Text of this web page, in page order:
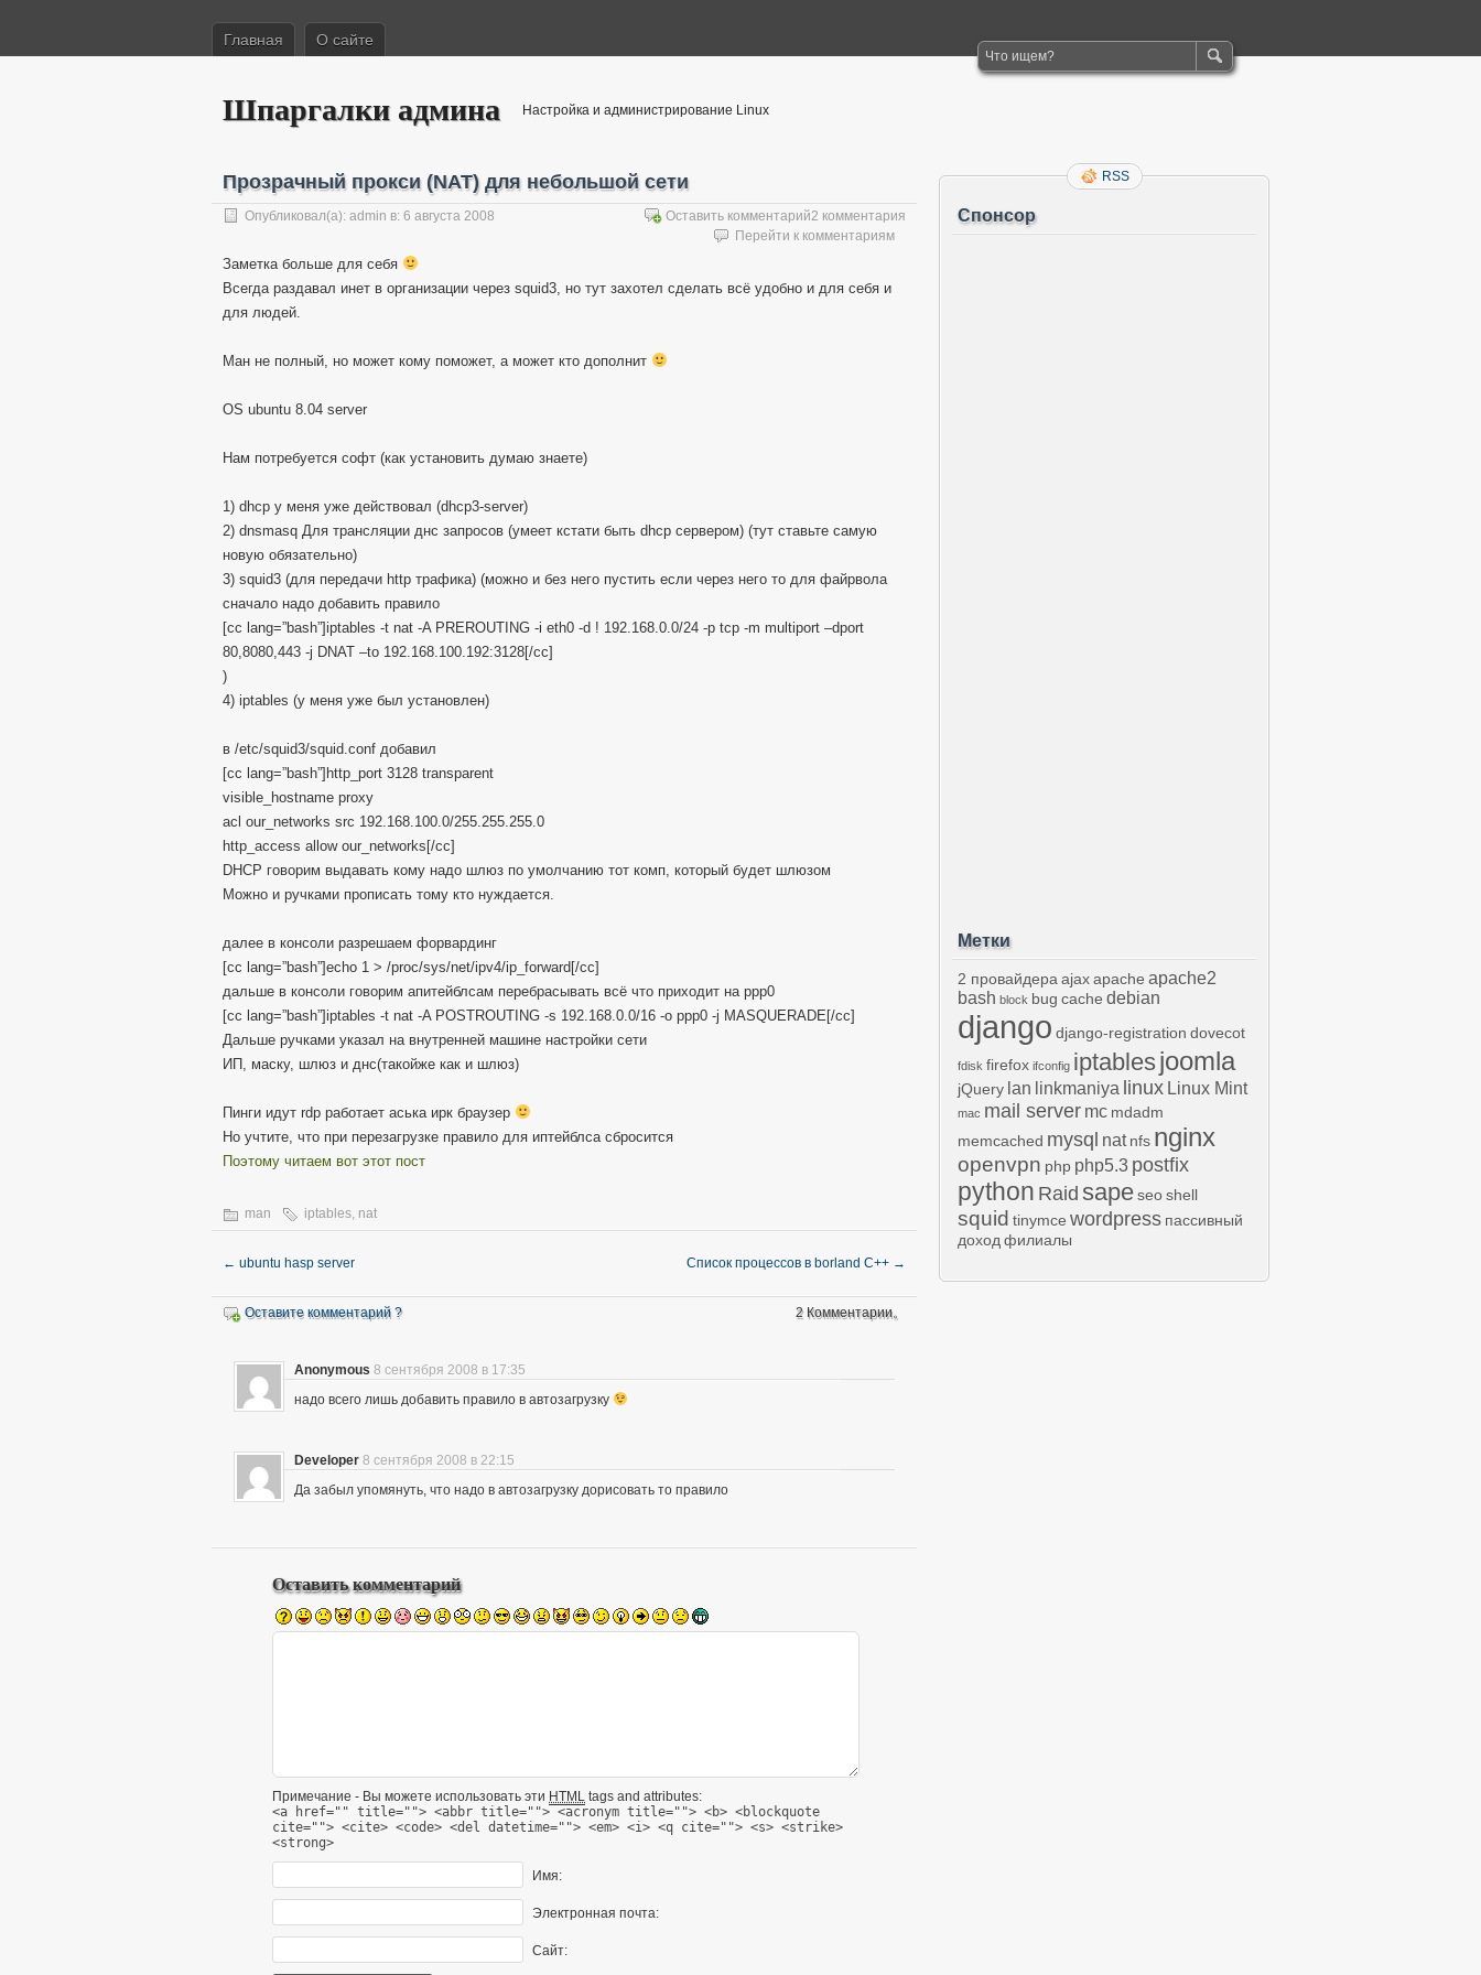
Главная О сайте
Шпаргалки админа Настройка и администрирование Linux
Прозрачный прокси (NAT) для небольшой сети
Опубликовал(а): admin в: 6 августа 2008 Оставить комментарий2 комментария
Перейти к комментариям
Заметка больше для себя
Всегда раздавал инет в организации через squid3, но тут захотел сделать всё удобно и для себя и
для людей.
Ман не полный, но может кому поможет, а может кто дополнит
OS ubuntu 8.04 server
Нам потребуется софт (как установить думаю знаете)
1) dhcp у меня уже действовал (dhcp3-server)
2) dnsmasq Для трансляции днс запросов (умеет кстати быть dhcp сервером) (тут ставьте самую
новую обязательно)
3) squid3 (для передачи http трафика) (можно и без него пустить если через него то для файрвола
сначало надо добавить правило
[cc lang=”bash”]iptables -t nat -A PREROUTING -i eth0 -d ! 192.168.0.0/24 -p tcp -m multiport –dport
80,8080,443 -j DNAT –to 192.168.100.192:3128[/cc]
)
4) iptables (у меня уже был установлен)
в /etc/squid3/squid.conf добавил
[cc lang=”bash”]http_port 3128 transparent
visible_hostname proxy
acl our_networks src 192.168.100.0/255.255.255.0
http_access allow our_networks[/cc]
DHCP говорим выдавать кому надо шлюз по умолчанию тот комп, который будет шлюзом
Можно и ручками прописать тому кто нуждается.
далее в консоли разрешаем форвардинг
[cc lang=”bash”]echo 1 > /proc/sys/net/ipv4/ip_forward[/cc]
дальше в консоли говорим апитейблсам перебрасывать всё что приходит на ppp0
[cc lang=”bash”]iptables -t nat -A POSTROUTING -s 192.168.0.0/16 -o ppp0 -j MASQUERADE[/cc]
Дальше ручками указал на внутренней машине настройки сети
ИП, маску, шлюз и днс(такойже как и шлюз)
Пинги идут rdp работает аська ирк браузер
Но учтите, что при перезагрузке правило для иптейблса сбросится
Поэтому читаем вот этот пост
man iptables, nat
← ubuntu hasp server Список процессов в borland C++ →
Оставите комментарий ? 2 Комментарии。
Anonymous 8 сентября 2008 в 17:35
надо всего лишь добавить правило в автозагрузку
Developer 8 сентября 2008 в 22:15
Да забыл упомянуть, что надо в автозагрузку дорисовать то правило
Оставить комментарий
Примечание - Вы можете использовать эти HTML tags and attributes:
<a href="" title=""> <abbr title=""> <acronym title=""> <b> <blockquote
cite=""> <cite> <code> <del datetime=""> <em> <i> <q cite=""> <s> <strike>
<strong>
Имя:
Электронная почта:
Сайт:
RSS
Спонсор
Метки
2 провайдера ajaxapache apache2
bash block bug cache debian
django django-registration dovecot
fdisk firefox ifconfig iptablesjoomla
jQuery lan linkmaniya linux Linux Mint
mac mail server mc mdadm
memcached mysql nat nfs nginx
openvpn php php5.3 postfix
python Raid sapeseoshell
squid tinymce wordpress пассивный
доход филиалы